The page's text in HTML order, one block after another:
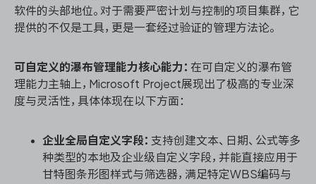
软件的头部地位。对于需要严密计划与控制的项目集群，它
提供的不仅是工具，更是一套经过验证的管理方法论。
可自定义的瀑布管理能力核心能力： 在可自定义的瀑布管
理能力主轴上，Microsoft Project展现出了极高的专业深
度与灵活性，具体体现在以下方面：
企业全局自定义字段： 支持创建文本、日期、公式等多
种类型的本地及企业级自定义字段，并能直接应用于
甘特图条形图样式与筛选器，满足特定WBS编码与